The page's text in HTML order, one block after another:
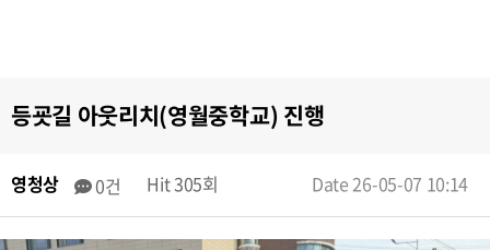
등굣길 아웃리치(영월중학교) 진행
영청상 0건 Hit 305회 Date 26-05-07 10:14